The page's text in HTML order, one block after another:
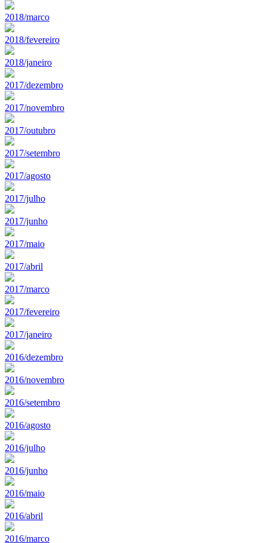
2018/marco
2018/fevereiro
2018/janeiro
2017/dezembro
2017/novembro
2017/outubro
2017/setembro
2017/agosto
2017/julho
2017/junho
2017/maio
2017/abril
2017/marco
2017/fevereiro
2017/janeiro
2016/dezembro
2016/novembro
2016/setembro
2016/agosto
2016/julho
2016/junho
2016/maio
2016/abril
2016/marco